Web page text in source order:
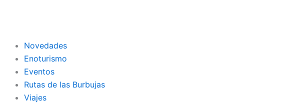
Novedades
Enoturismo
Eventos
Rutas de las Burbujas
Viajes